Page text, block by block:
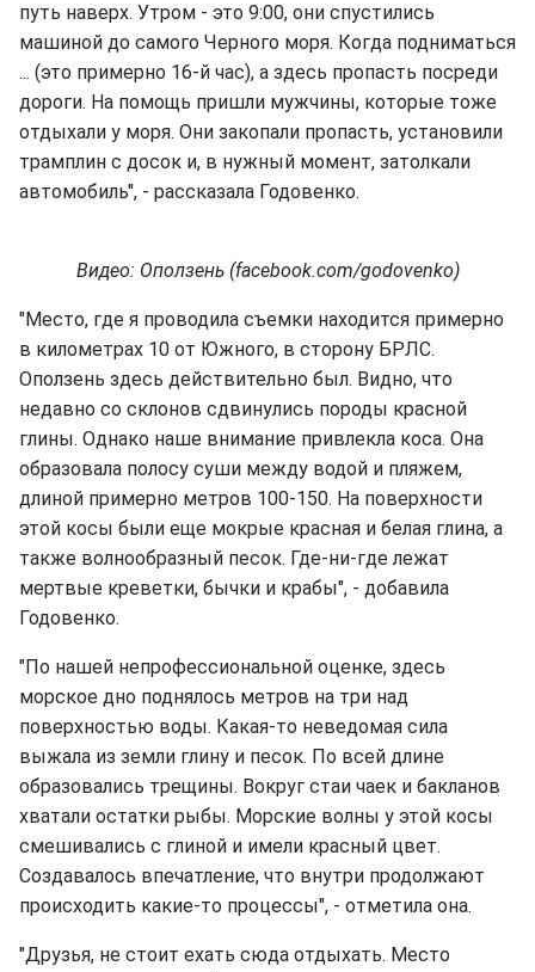
путь наверх. Утром - это 9:00, они спустились
машиной до самого Черного моря. Когда подниматься
... (это примерно 16-й час), а здесь пропасть посреди
дороги. На помощь пришли мужчины, которые тоже
отдыхали у моря. Они закопали пропасть, установили
трамплин с досок и, в нужный момент, затолкали
автомобиль", - рассказала Годовенко.
Видео: Оползень (facebook.com/godovenko)
"Место, где я проводила съемки находится примерно
в километрах 10 от Южного, в сторону БРЛС.
Оползень здесь действительно был. Видно, что
недавно со склонов сдвинулись породы красной
глины. Однако наше внимание привлекла коса. Она
образовала полосу суши между водой и пляжем,
длиной примерно метров 100-150. На поверхности
этой косы были еще мокрые красная и белая глина, а
также волнообразный песок. Где-ни-где лежат
мертвые креветки, бычки и крабы", - добавила
Годовенко.
"По нашей непрофессиональной оценке, здесь
морское дно поднялось метров на три над
поверхностью воды. Какая-то неведомая сила
выжала из земли глину и песок. По всей длине
образовались трещины. Вокруг стаи чаек и бакланов
хватали остатки рыбы. Морские волны у этой косы
смешивались с глиной и имели красный цвет.
Создавалось впечатление, что внутри продолжают
происходить какие-то процессы", - отметила она.
"Друзья, не стоит ехать сюда отдыхать. Место